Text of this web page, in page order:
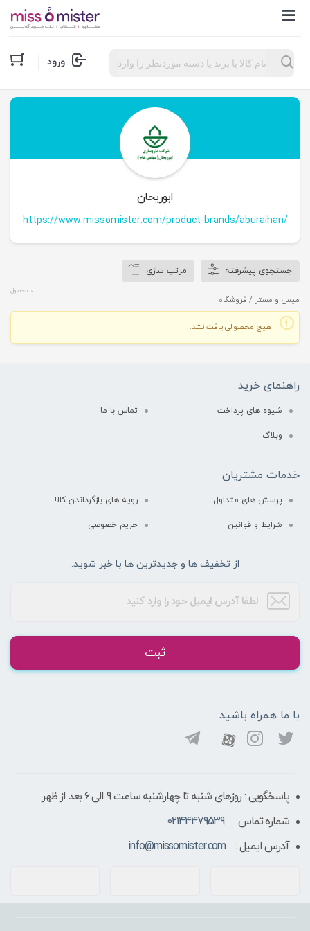
Products
search ورود
ابوریحان
https://www.missomister.com/product-brands/aburaihan/
جستجوی پیشرفته مرتب سازی
میس و مستر / فروشگاه
0 محصول
هیچ محصولی یافت نشد.
راهنمای خرید
شیوه های پرداخت تماس با ما
وبلاگ
خدمات مشتریان
پرسش های متداول رویه های بازگرداندن کالا
شرایط و قوانین حریم خصوصی
از تخفیف ها و جدیدترین ها با خبر شوید:
ثبت
با ما همراه باشید
پاسخگویی : روزهای شنبه تا چهارشنبه ساعت 9 الی ۶ بعد از ظهر
شماره تماس :
02144479539
آدرس ایمیل :
info@missomister.com